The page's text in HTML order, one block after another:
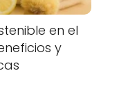
en el
y